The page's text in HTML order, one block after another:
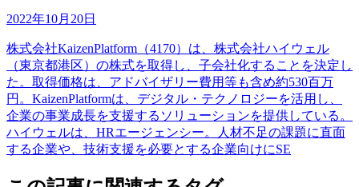
2022年10月20日
株式会社KaizenPlatform（4170）は、株式会社ハイウェル
（東京都港区）の株式を取得し、子会社化することを決定し
た。取得価格は、アドバイザリー費用等も含め約530百万
円。KaizenPlatformは、デジタル・テクノロジーを活用し、
企業の事業成長を支援するソリューションを提供している。
ハイウェルは、HRエージェンシー。人材不足の課題に直面
する企業や、技術支援を必要とする企業向けにSE